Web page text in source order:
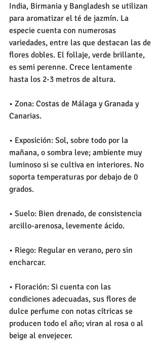
India, Birmania y Bangladesh se utilizan
para aromatizar el té de jazmín. La
especie cuenta con numerosas
variedades, entre las que destacan las de
flores dobles. El follaje, verde brillante,
es semi perenne. Crece lentamente
hasta los 2-3 metros de altura.
• Zona: Costas de Málaga y Granada y
Canarias.
• Exposición: Sol, sobre todo por la
mañana, o sombra leve; ambiente muy
luminoso si se cultiva en interiores. No
soporta temperaturas por debajo de 0
grados.
• Suelo: Bien drenado, de consistencia
arcillo-arenosa, levemente ácido.
• Riego: Regular en verano, pero sin
encharcar.
• Floración: Si cuenta con las
condiciones adecuadas, sus flores de
dulce perfume con notas cítricas se
producen todo el año; viran al rosa o al
beige al envejecer.